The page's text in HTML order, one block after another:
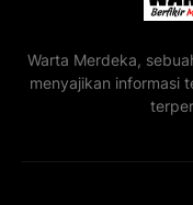
Warta Merdeka,
menyajikan informasi